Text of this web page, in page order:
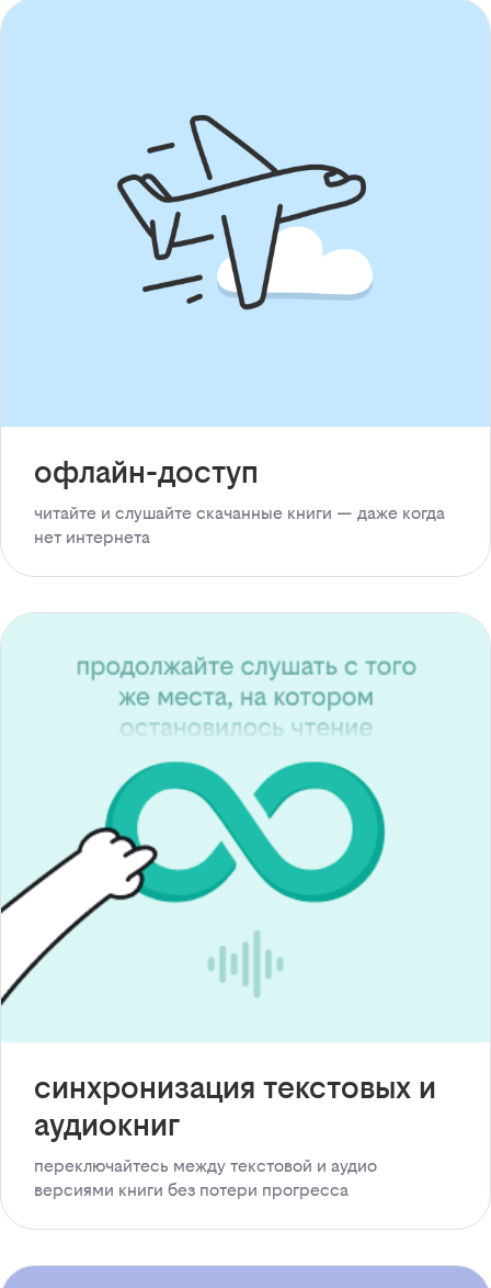
офлайн-доступ
читайте и слушайте скачанные книги — даже когда
нет интернета
синхронизация текстовых и
аудиокниг
переключайтесь между текстовой и аудио
версиями книги без потери прогресса